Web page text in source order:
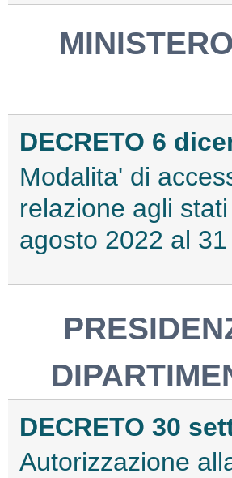
DECRETO 6
Modalita' di
relazione agli
agosto 2022 al
DECRETO 30
Autorizzazione